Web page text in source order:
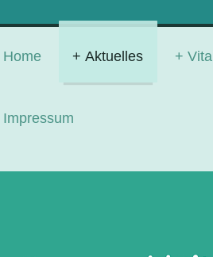
Home Aktuelles Vita
Impressum